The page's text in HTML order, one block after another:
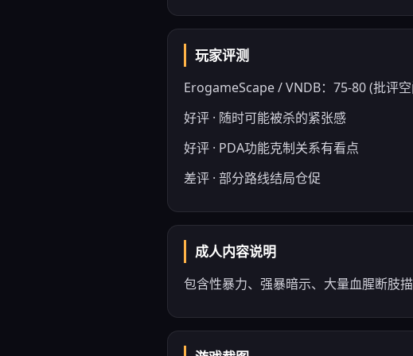
玩家评测
ErogameScape / VNDB：75-80 (批评
好评 · 随时可能被杀的紧张感
好评 · PDA功能克制关系有看点
差评 · 部分路线结局仓促
成人内容说明
包含性暴力、强暴暗示、大量血腥断肢